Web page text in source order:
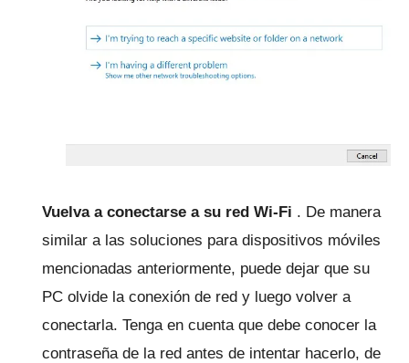
Vuelva a conectarse a su red Wi-Fi . De manera
similar a las soluciones para dispositivos móviles
mencionadas anteriormente, puede dejar que su
PC olvide la conexión de red y luego volver a
conectarla. Tenga en cuenta que debe conocer la
contraseña de la red antes de intentar hacerlo, de